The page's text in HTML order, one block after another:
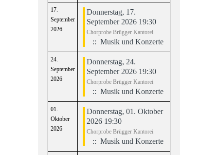
17.
September
2026
Donnerstag, 17.
September 2026 19:30
Chorprobe Brügger Kantorei
:: Musik und Konzerte
24.
September
2026
Donnerstag, 24.
September 2026 19:30
Chorprobe Brügger Kantorei
:: Musik und Konzerte
01.
Oktober
2026
Donnerstag, 01. Oktober
2026 19:30
Chorprobe Brügger Kantorei
:: Musik und Konzerte